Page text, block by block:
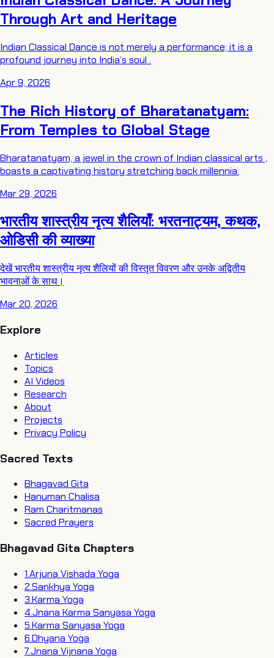
Through Art and Heritage
Indian Classical Dance is not merely a performance; it is a
profound journey into India’s soul .
Apr 9, 2026
The Rich History of Bharatanatyam:
From Temples to Global Stage
Bharatanatyam, a jewel in the crown of Indian classical arts ,
boasts a captivating history stretching back millennia.
Mar 29, 2026
भारतीय शास्त्रीय नृत्य शैलियाँ: भरतनाट्यम, कथक,
ओडिसी की व्याख्या
देखें भारतीय शास्त्रीय नृत्य शैलियों की विस्तृत विवरण और उनके अद्वितीय
भावनाओं के साथ।
Mar 20, 2026
Explore
Articles
Topics
AI Videos
Research
About
Projects
Privacy Policy
Sacred Texts
Bhagavad Gita
Hanuman Chalisa
Ram Charitmanas
Sacred Prayers
Bhagavad Gita Chapters
1.Arjuna Vishada Yoga
2.Sankhya Yoga
3.Karma Yoga
4.Jnana Karma Sanyasa Yoga
5.Karma Sanyasa Yoga
6.Dhyana Yoga
7.Jnana Vijnana Yoga